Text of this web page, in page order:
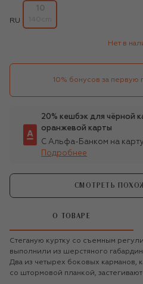
RU
Нет в
10% бонусов за первую
20% кешбэк для чёрной
оранжевой карты
С Альфа-Банком на
Подробнее
СМОТРЕТЬ
О ТОВАРЕ
Стеганую куртку со съемным
выполнили из шерстяного
Два из четырех боковых карманов,
со штормовой планкой,